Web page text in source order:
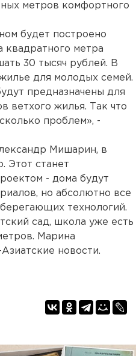
метров комфортного
будет построено
квадратного метра
30 тысяч рублей. В
для молодых семей.
предназначены для
ветхого жилья. Так что
проблем», -
Мишарин, в
Этот станет
- дома будут
но абсолютно все
технологий.
сад, школа уже есть
Марина
новости.